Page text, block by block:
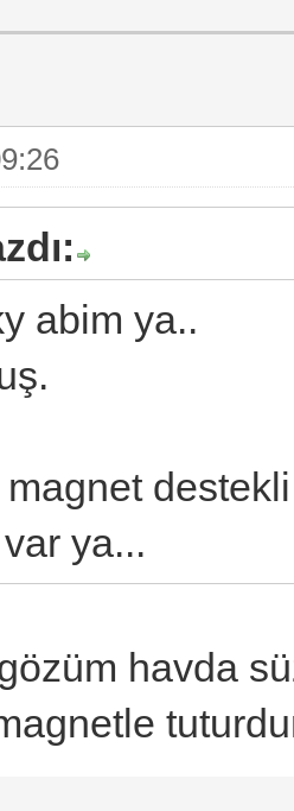
abim ya..
ya...
havda